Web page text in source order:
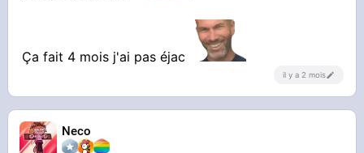
Ça fait 4 mois j'ai pas éjac
il y a 2 mois
Neco